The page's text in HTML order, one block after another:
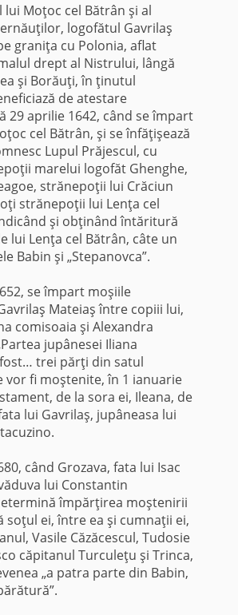
lui Moţoc cel Bătrân şi al
logofătul Gavrilaş
graniţa cu Polonia, aflat
drept al Nistrului, lângă
şi Borăuţi, în ţinutul
de atestare
29 aprilie 1642, când se împart
cel Bătrân, şi se înfăţişează
Lupul Prăjescul, cu
marelui logofăt Ghenghe,
strănepoţii lui Crăciun
strănepoţii lui Lenţa cel
şi obţinând întăritură
lui Lenţa cel Bătrân, câte un
Babin şi „Stepanovca”.
se împart moşiile
Mateiaş între copiii lui,
comisoaia şi Alexandra
jupânesei Iliana
trei părţi din satul
vor fi moştenite, în 1 ianuarie
de la sora ei, Ileana, de
lui Gavrilaş, jupâneasa lui
când Grozava, fata lui Isac
lui Constantin
împărţirea moştenirii
soţul ei, între ea şi cumnaţii ei,
Vasile Căzăcescul, Tudosie
căpitanul Turculeţu şi Trinca,
„a patra parte din Babin,